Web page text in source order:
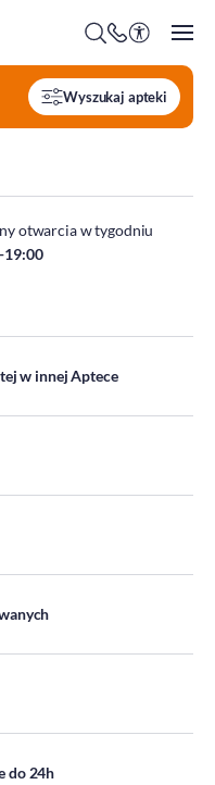
Wyszukaj apteki
otwarcia w tygodniu
19:00
w innej Aptece
do 24h